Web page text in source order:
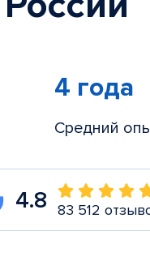
4 года
Средний
4.8 83 512